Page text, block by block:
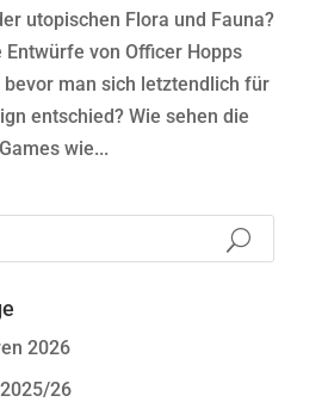
utopischen Flora und Fauna?
Entwürfe von Officer Hopps
man sich letztendlich für
entschied? Wie sehen die
wie...
2026
26